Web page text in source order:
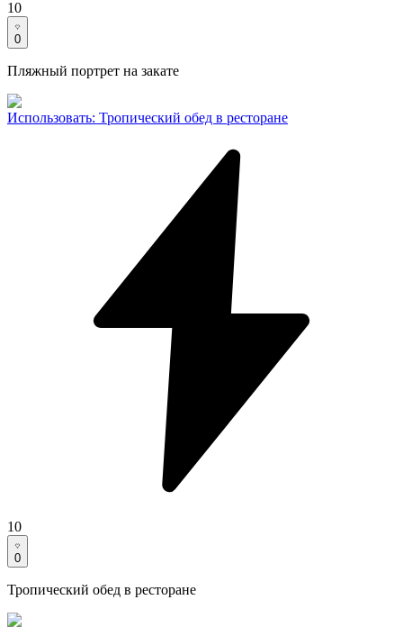
10
0
Пляжный портрет на закате
Использовать: Тропический обед в ресторане
10
0
Тропический обед в ресторане